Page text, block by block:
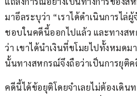
มาอึลระบุว่า “เราได้ดำเนินการไล่
ชอบในคดีนี้ออกไปแล้ว และทางส
ว่า เขาได้นำเงินที่ขโมยไปทั้งหมดม
นั้นทางสหกรณ์จึงถือว่าเป็นการยุติ
คดีนี้ได้ข้อยุติโดยจำเลยไม่ต้องเดิน